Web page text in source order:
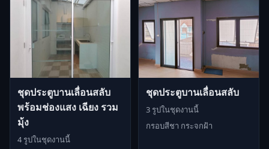
ชุดประตูบานเลื่อนสลับ
พร้อมช่องแสง เฉียง รวม
มุ้ง
4 รูปในชุดงานนี้
ชุดประตูบานเลื่อนสลับ
3 รูปในชุดงานนี้
กรอบสีชา กระจกฝ้า